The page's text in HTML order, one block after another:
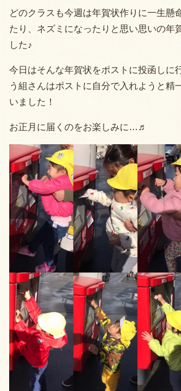
どのクラスも今週は年賀状作りに一生懸
たり、ネズミになったりと思い思いの年
した♪
今日はそんな年賀状をポストに投函しに
う組さんはポストに自分で入れようと精
いました！
お正月に届くのをお楽しみに…♬